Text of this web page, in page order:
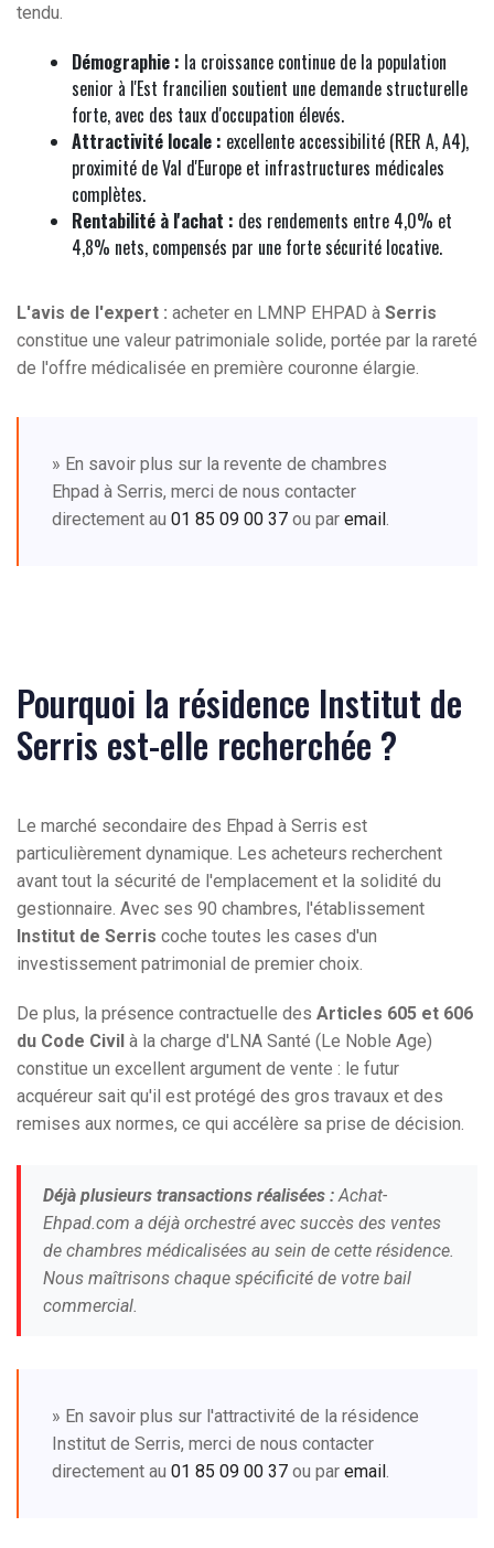
tendu.
Démographie : la croissance continue de la population
senior à l'Est francilien soutient une demande structurelle
forte, avec des taux d'occupation élevés.
Attractivité locale : excellente accessibilité (RER A, A4),
proximité de Val d'Europe et infrastructures médicales
complètes.
Rentabilité à l'achat : des rendements entre 4,0% et
4,8% nets, compensés par une forte sécurité locative.
L'avis de l'expert : acheter en LMNP EHPAD à Serris
constitue une valeur patrimoniale solide, portée par la rareté
de l'offre médicalisée en première couronne élargie.
» En savoir plus sur la revente de chambres
Ehpad à Serris, merci de nous contacter
directement au 01 85 09 00 37 ou par email.
Pourquoi la résidence Institut de
Serris est-elle recherchée ?
Le marché secondaire des Ehpad à Serris est
particulièrement dynamique. Les acheteurs recherchent
avant tout la sécurité de l'emplacement et la solidité du
gestionnaire. Avec ses 90 chambres, l'établissement
Institut de Serris coche toutes les cases d'un
investissement patrimonial de premier choix.
De plus, la présence contractuelle des Articles 605 et 606
du Code Civil à la charge d'LNA Santé (Le Noble Age)
constitue un excellent argument de vente : le futur
acquéreur sait qu'il est protégé des gros travaux et des
remises aux normes, ce qui accélère sa prise de décision.
Déjà plusieurs transactions réalisées :Achat-
Ehpad.com a déjà orchestré avec succès des ventes
de chambres médicalisées au sein de cette résidence.
Nous maîtrisons chaque spécificité de votre bail
commercial.
» En savoir plus sur l'attractivité de la résidence
Institut de Serris, merci de nous contacter
directement au 01 85 09 00 37 ou par email.